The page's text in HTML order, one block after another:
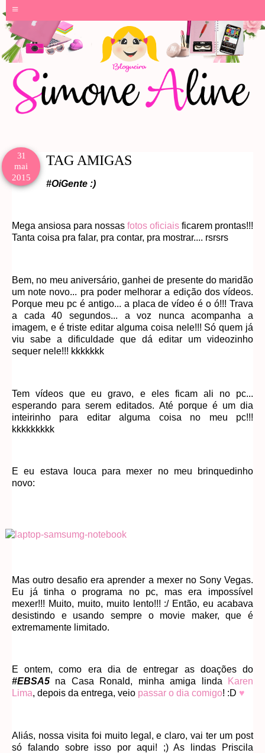
≡
31
mai
2015
TAG AMIGAS
#OiGente :)
Mega ansiosa para nossas fotos oficiais ficarem prontas!!!
Tanta coisa pra falar, pra contar, pra mostrar.... rsrsrs
Bem, no meu aniversário, ganhei de presente do maridão
um note novo... pra poder melhorar a edição dos vídeos.
Porque meu pc é antigo... a placa de vídeo é o ó!!! Trava
a cada 40 segundos... a voz nunca acompanha a
imagem, e é triste editar alguma coisa nele!!! Só quem já
viu sabe a dificuldade que dá editar um videozinho
sequer nele!!! kkkkkkk
Tem vídeos que eu gravo, e eles ficam ali no pc...
esperando para serem editados. Até porque é um dia
inteirinho para editar alguma coisa no meu pc!!!
kkkkkkkkk
E eu estava louca para mexer no meu brinquedinho
novo:
Mas outro desafio era aprender a mexer no Sony Vegas.
Eu já tinha o programa no pc, mas era impossível
mexer!!! Muito, muito, muito lento!!! :/ Então, eu acabava
desistindo e usando sempre o movie maker, que é
extremamente limitado.
E ontem, como era dia de entregar as doações do
#EBSA5 na Casa Ronald, minha amiga linda
Karen
Lima, depois da entrega, veio passar o dia comigo! :D ♥
Aliás, nossa visita foi muito legal, e claro, vai ter um post
só falando sobre isso por aqui! ;) As lindas Priscila